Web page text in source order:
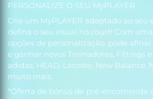
PERSONALIZE O SEU MyPLAYER
Crie um MyPLAYER adaptado ao seu
defina o seu visual no court! Com
opções de personalização, pode afinar
e ganhar novos Treinadores, Fittings
adidas, HEAD, Lacoste, New Balance,
muito mais.
*Oferta de bónus de pré-encomenda